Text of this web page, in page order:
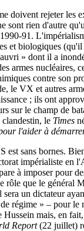
doivent rejeter les
sont rien d'autre
91.
et biologiques
» dont il a
armes nucléaires,
contre son
le VX et autres
; ils ont
sur le champ de
le Times
l'aider à
est sans bornes.
impérialiste en
à imposer pour
rôle que le général
un dictateur
régime » – pour
Hussein mais, en
Report(22 juillet)